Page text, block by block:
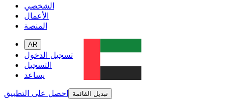
الشخصي
الأعمال
المنصة
AR
تسجيل الدخول
التسجيل
يساعد
احصل على التطبيق
تبديل القائمة